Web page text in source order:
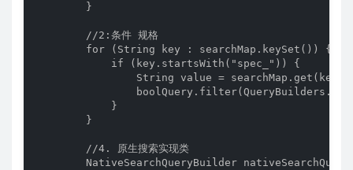
        }
        //2:条件 规格
        for (String key : searchMap.keySet()) {
            if (key.startsWith("spec_")) {
String value =
            }
        }
        //4. 原生搜索实现类
NativeSearchQueryBuilder